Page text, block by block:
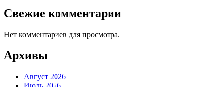
Свежие комментарии
Нет комментариев для просмотра.
Архивы
Август 2026
Июль 2026